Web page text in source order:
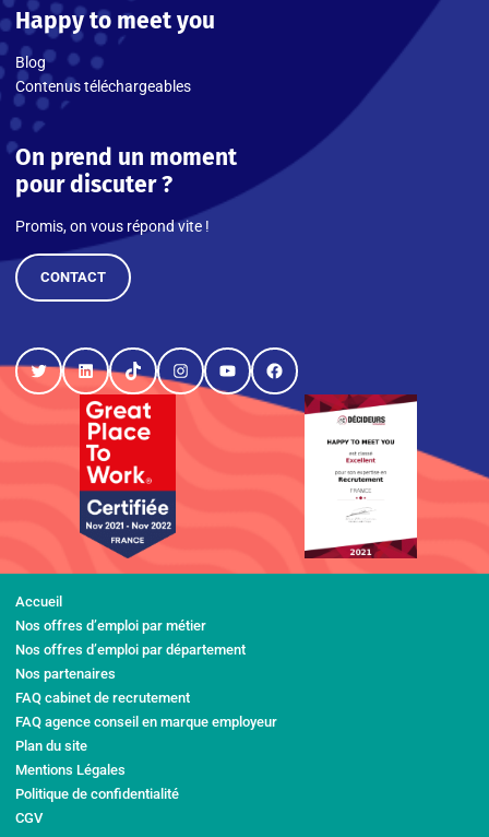
Happy to meet you
Blog
Contenus téléchargeables
On prend un moment
pour discuter ?
Promis, on vous répond vite !
CONTACT
TwitterLinkedInTikTokInstagram
YouTubeFacebook
Accueil
Nos offres d’emploi par métier
Nos offres d’emploi par département
Nos partenaires
FAQ cabinet de recrutement
FAQ agence conseil en marque employeur
Plan du site
Mentions Légales
Politique de confidentialité
CGV